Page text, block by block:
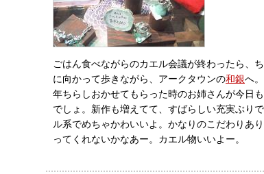
ごはん食べながらのカエル会議が終わったら、
に向かって歩きながら、アークタウンの和銀へ
年ちらしおかせてもらった時のお姉さんが今日
でしょ。新作も増えてて、すばらしい充実ぶり
ル系でめちゃかわいいよ。かなりのこだわりあ
ってくれないかなあー。カエル物いいよー。